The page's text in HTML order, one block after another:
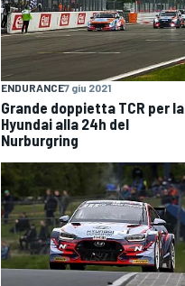
WRC
ENDURANCE7 giu 2021
Grande doppietta TCR per la
Hyundai alla 24h del
Nurburgring